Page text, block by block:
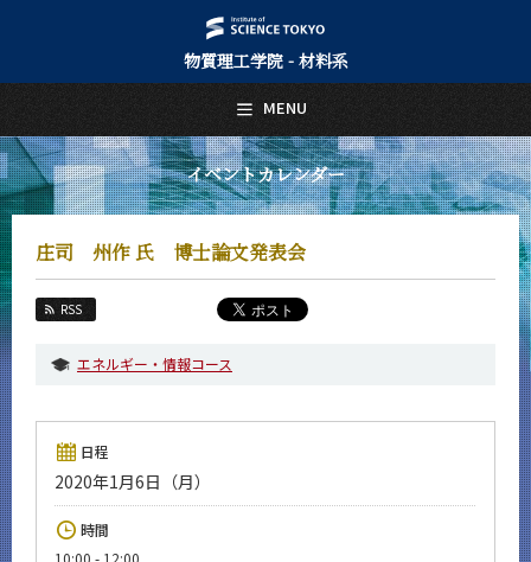
物質理工学院 - 材料系
イベントカレンダー
庄司 州作 氏 博士論文発表会
RSS
エネルギー・情報コース
日程
2020年1月6日（月）
時間
10:00 - 12:00
MENU
日本語 English
トップページ
Top Page
材料系について
About Us
教育
Education
入学案内
Admissions
材料系 News